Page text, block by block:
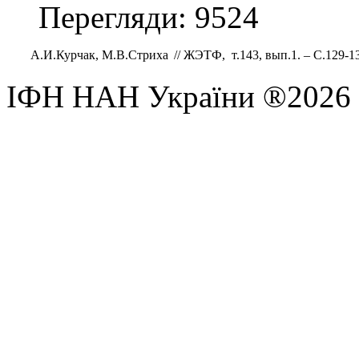
Перегляди: 9524
А.И.Курчак, М.В.Стриха // ЖЭТФ,  т.143, вып.1. – С.129-
ІФН НАН України ®2026